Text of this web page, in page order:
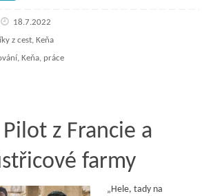
18.7.2022
z cest, Keňa
, Keňa, práce
z Francie a
farmy
„Hele, tady na